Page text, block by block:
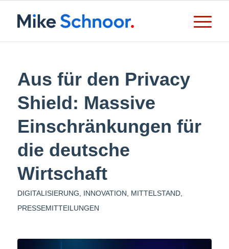
Aus für den Privacy
Shield: Massive
Einschränkungen für
die deutsche
Wirtschaft
DIGITALISIERUNG INNOVATION MITTELSTAND,
PRESSEMITTEILUNGEN